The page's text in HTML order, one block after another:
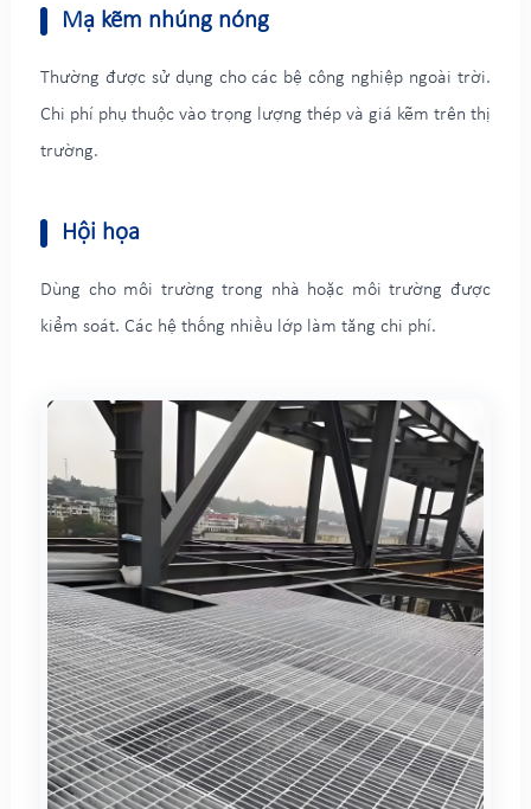
Mạ kẽm nhúng nóng
Thường được sử dụng cho các bệ công nghiệp ngoài trời.
Chi phí phụ thuộc vào trọng lượng thép và giá kẽm trên thị
trường.
Hội họa
Dùng cho môi trường trong nhà hoặc môi trường được
kiểm soát. Các hệ thống nhiều lớp làm tăng chi phí.